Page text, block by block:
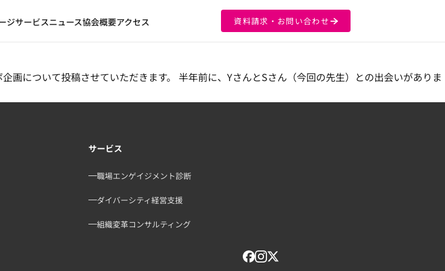
ジサービスニュース協会概要アクセス 資料請求・お問い合わせ
について投稿させていただきます。 半年前に、YさんとSさん（今回の先生）との出会いがありま
サービス
職場エンゲイジメント診断
ダイバーシティ経営支援
組織変革コンサルティング